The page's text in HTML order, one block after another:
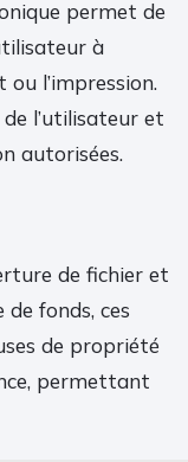
permet de
à
l’impression.
l’utilisateur et
autorisées.
de fichier et
fonds, ces
de propriété
permettant